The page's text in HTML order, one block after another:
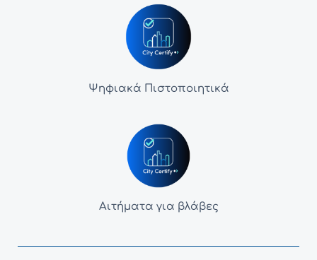
Ψηφιακά Πιστοποιητικά
Αιτήματα για βλάβες